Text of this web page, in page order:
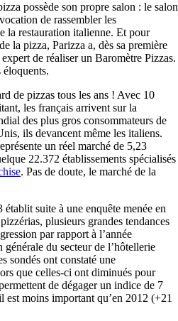
possède son propre salon : le salon
de rassembler les
la restauration italienne. Et pour
la pizza, Parizza a, dès sa première
de réaliser un Baromètre Pizzas.
de pizzas tous les ans ! Avec 10
les français arrivent sur la
des plus gros consommateurs de
ils devancent même les italiens.
un réel marché de 5,23
22.372 établissements spécialisés
. Pas de doute, le marché de la
suite à une enquête menée en
plusieurs grandes tendances
par rapport à l’année
du secteur de l’hôtellerie
sondés ont constaté une
que celles-ci ont diminués pour
de dégager un indice de 7
est moins important qu’en 2012 (+21